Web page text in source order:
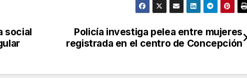
Policía investiga pelea entre mujeres
registrada en el centro de Concepción
social